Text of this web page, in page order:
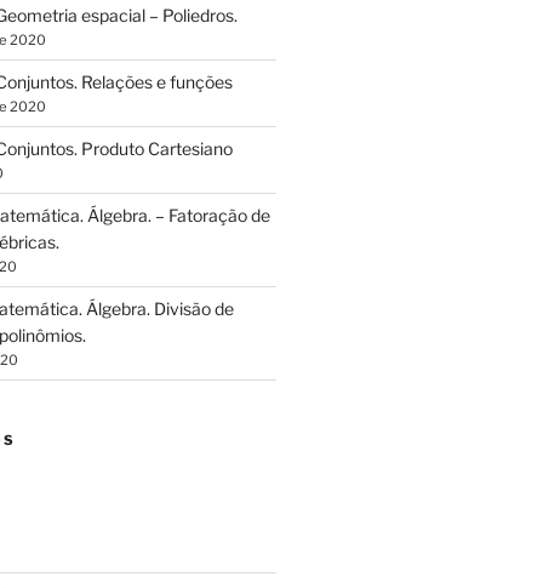
espacial – Poliedros.
2020
Relações e funções
2020
Produto Cartesiano
Álgebra. – Fatoração de
Álgebra. Divisão de